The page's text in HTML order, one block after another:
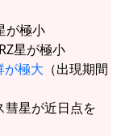
が極小
星が極小
が極大 （出現期間
彗星が近日点を